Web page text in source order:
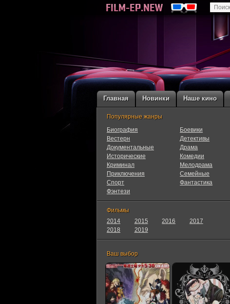
Главная Новинки Наше кино
Популярные жанры
Биография
Боевики
Вестерн
Детективы
Документальные
Драма
Исторические
Комедии
Криминал
Мелодрама
Приключения
Семейные
Cпорт
Фантастика
Фэнтези
Фильмы
2014
2015 2016
2017
2018
2019
Ваш выбор